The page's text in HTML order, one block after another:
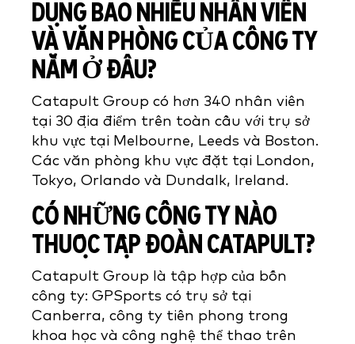
DỤNG BAO NHIỀU NHÂN VIÊN
VÀ VĂN PHÒNG CỦA CÔNG TY
NẰM Ở ĐÂU?
Catapult Group có hơn 340 nhân viên
tại 30 địa điểm trên toàn cầu với trụ sở
khu vực tại Melbourne, Leeds và Boston.
Các văn phòng khu vực đặt tại London,
Tokyo, Orlando và Dundalk, Ireland.
CÓ NHỮNG CÔNG TY NÀO
THUỘC TẬP ĐOÀN CATAPULT?
Catapult Group là tập hợp của bốn
công ty: GPSports có trụ sở tại
Canberra, công ty tiên phong trong
khoa học và công nghệ thể thao trên